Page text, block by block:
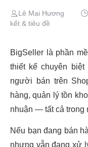
Lê Mai Hương
kết & tiêu đề